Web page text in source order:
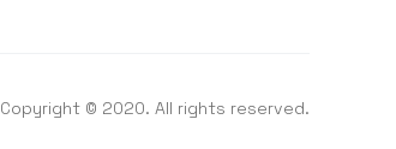
Copyright © 2020. All rights reserved.